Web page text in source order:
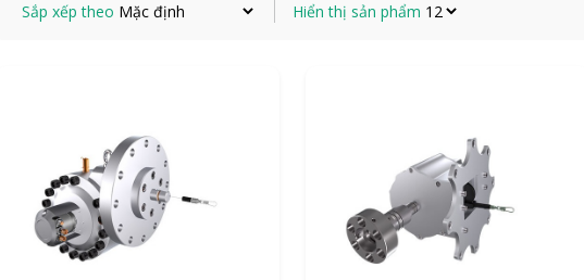
Sắp xếp theo Hiển thị sản phẩm